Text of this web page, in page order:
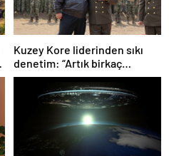
Kuzey Kore liderinden sıkı
denetim: “Artık birkaç
cepheden sorumluyuz”